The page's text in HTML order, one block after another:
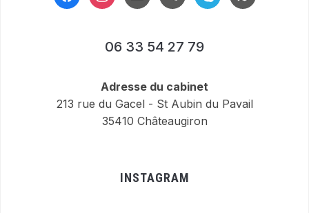
alt
06 33 54 27 79
Adresse du cabinet
213 rue du Gacel - St Aubin du Pavail
35410 Châteaugiron
INSTAGRAM